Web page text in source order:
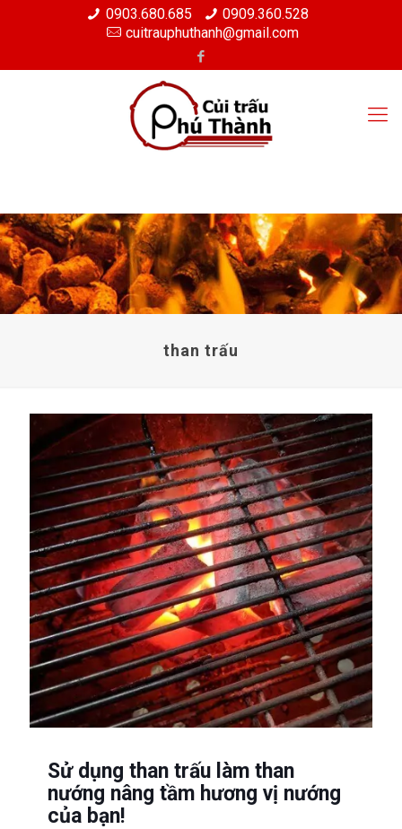
0903.680.685
0909.360.528
cuitrauphuthanh@gmail.com
than trấu
Sử dụng than trấu làm than
nướng nâng tầm hương vị nướng
của bạn!